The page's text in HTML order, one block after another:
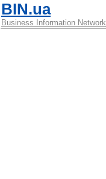
BIN.ua
Business Information Network